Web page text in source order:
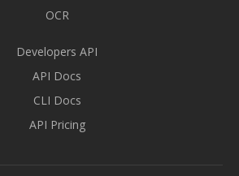
OCR
Developers API
API Docs
CLI Docs
API Pricing